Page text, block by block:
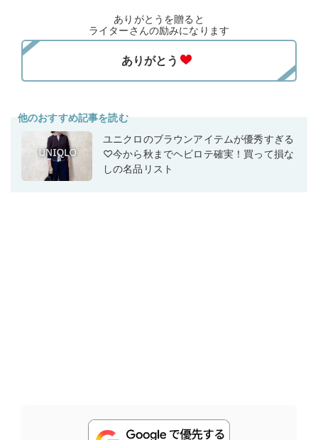
ありがとうを贈ると
ライターさんの励みになります
他のおすすめ記事を読む
ユニクロのブラウンアイテムが優秀すぎる
♡今から秋までヘビロテ確実！買って損な
しの名品リスト